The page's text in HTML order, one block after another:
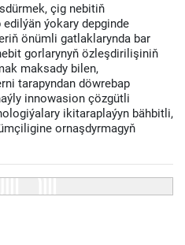
çig nebitiň
ýokary depginde
önümli gatlaklarynda bar
gorlarynyň özleşdirilişiniň
maksady bilen,
tarapyndan döwrebap
innowasion çözgütli
ikitaraplaýyn bähbitli,
ornaşdyrmagyň